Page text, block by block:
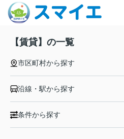
【賃貸】の一覧
市区町村から探す
沿線・駅から探す
条件から探す